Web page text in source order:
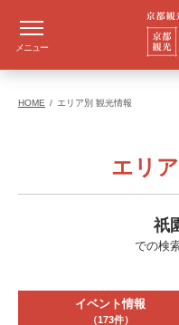
メニュー
HOME エリア別 観光情報
エリ
祇
での検
イベント情報
（173件）